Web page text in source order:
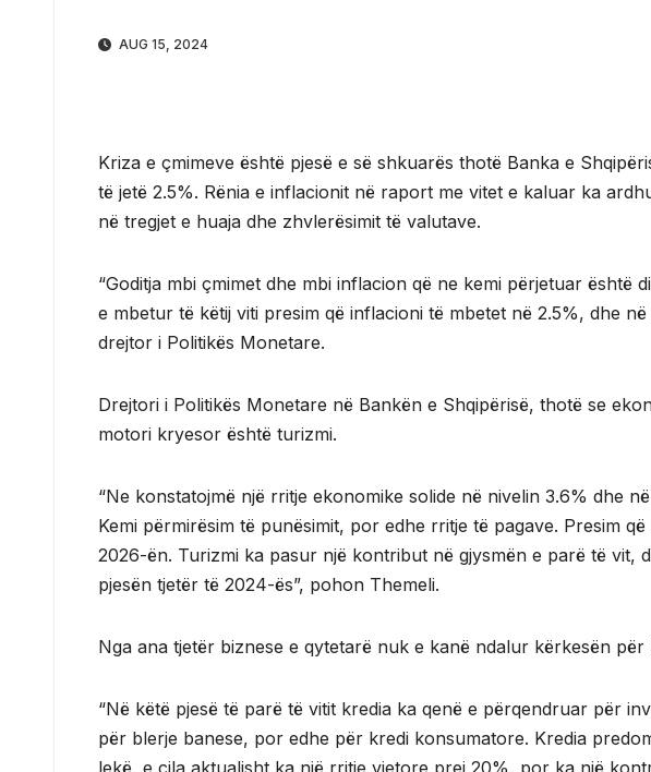
AUG 15, 2024
Kriza e çmimeve është pjesë e së shkuarës thotë Banka e
të jetë 2.5%. Rënia e inflacionit në raport me vitet e kaluar ka
në tregjet e huaja dhe zhvlerësimit të valutave.
“Goditja mbi çmimet dhe mbi inflacion që ne kemi përjetuar është
e mbetur të këtij viti presim që inflacioni të mbetet në 2.5%, dhe
drejtor i Politikës Monetare.
Drejtori i Politikës Monetare në Bankën e Shqipërisë, thotë se
motori kryesor është turizmi.
“Ne konstatojmë një rritje ekonomike solide në nivelin 3.6% dhe
Kemi përmirësim të punësimit, por edhe rritje të pagave. Presim
2026-ën. Turizmi ka pasur një kontribut në gjysmën e parë të vit,
pjesën tjetër të 2024-ës”, pohon Themeli.
Nga ana tjetër biznese e qytetarë nuk e kanë ndalur kërkesën
“Në këtë pjesë të parë të vitit kredia ka qenë e përqendruar për
për blerje banese, por edhe për kredi konsumatore. Kredia